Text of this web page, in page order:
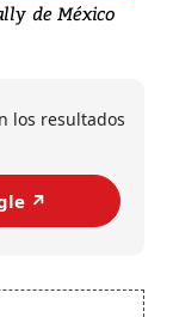
de México
los resultados
↗️